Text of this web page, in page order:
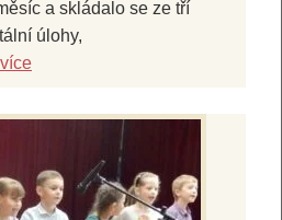
a skládalo se ze tří
úlohy,